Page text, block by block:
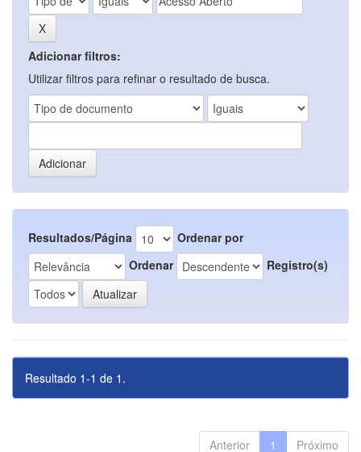
Adicionar filtros:
Utilizar filtros para refinar o resultado de busca.
Resultados/Página
Ordenar por
Ordenar
Registro(s)
Resultado 1-1 de 1.
Anterior 1 Próximo